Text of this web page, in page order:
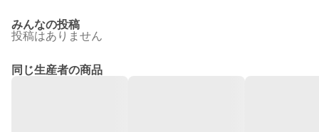
みんなの投稿
投稿はありません
同じ生産者の商品